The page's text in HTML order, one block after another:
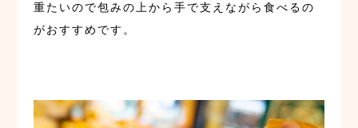
重たいので包みの上から手で支えながら食べるの
がおすすめです。